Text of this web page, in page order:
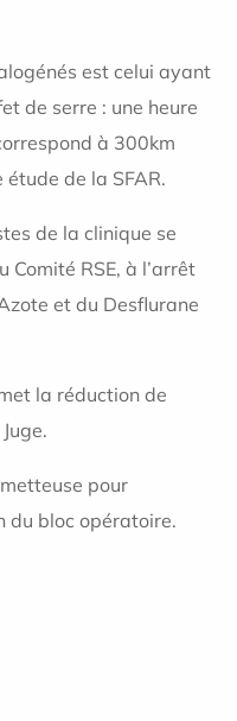
est celui ayant
de serre : une heure
à 300km
de la SFAR.
de la clinique se
Comité RSE, à l’arrêt
et du Desflurane
la réduction de
pour
du bloc opératoire.